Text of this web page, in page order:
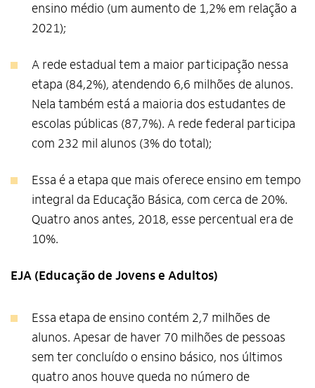
ensino médio (um aumento de 1,2% em relação a
2021);
A rede estadual tem a maior participação nessa
etapa (84,2%), atendendo 6,6 milhões de alunos.
Nela também está a maioria dos estudantes de
escolas públicas (87,7%). A rede federal participa
com 232 mil alunos (3% do total);
Essa é a etapa que mais oferece ensino em tempo
integral da Educação Básica, com cerca de 20%.
Quatro anos antes, 2018, esse percentual era de
10%.
EJA (Educação de Jovens e Adultos)
Essa etapa de ensino contém 2,7 milhões de
alunos. Apesar de haver 70 milhões de pessoas
sem ter concluído o ensino básico, nos últimos
quatro anos houve queda no número de